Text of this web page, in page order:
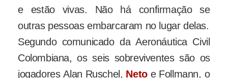
e estão vivas. Não há confirmação se
outras pessoas embarcaram no lugar delas.
Segundo comunicado da Aeronáutica Civil
Colombiana, os seis sobreviventes são os
jogadores Alan Ruschel, Netoe Follmann, o